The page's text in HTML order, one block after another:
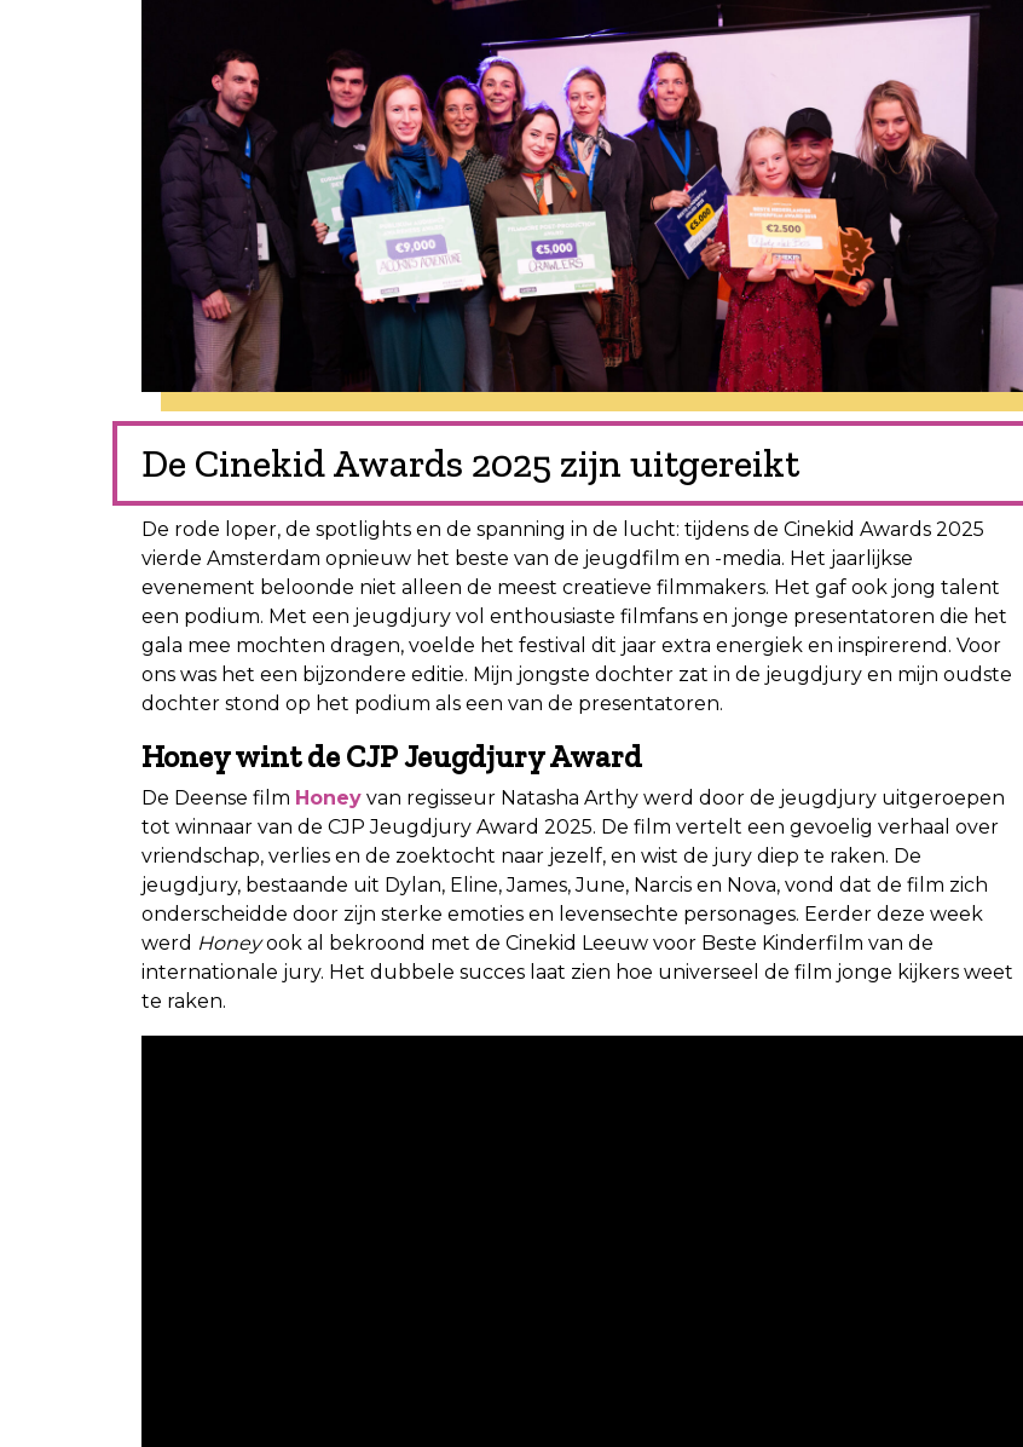
De Cinekid Awards 2025 zijn uitgereikt
De rode loper, de spotlights en de spanning in de lucht: tijdens de Cinekid Awards 2025
vierde Amsterdam opnieuw het beste van de jeugdfilm en -media. Het jaarlijkse
evenement beloonde niet alleen de meest creatieve filmmakers. Het gaf ook jong talent
een podium. Met een jeugdjury vol enthousiaste filmfans en jonge presentatoren die het
gala mee mochten dragen, voelde het festival dit jaar extra energiek en inspirerend. Voor
ons was het een bijzondere editie. Mijn jongste dochter zat in de jeugdjury en mijn oudste
dochter stond op het podium als een van de presentatoren.
Honey wint de CJP Jeugdjury Award
De Deense film Honey van regisseur Natasha Arthy werd door de jeugdjury uitgeroepen
tot winnaar van de CJP Jeugdjury Award 2025. De film vertelt een gevoelig verhaal over
vriendschap, verlies en de zoektocht naar jezelf, en wist de jury diep te raken. De
jeugdjury, bestaande uit Dylan, Eline, James, June, Narcis en Nova, vond dat de film zich
onderscheidde door zijn sterke emoties en levensechte personages. Eerder deze week
werd Honeyook al bekroond met de Cinekid Leeuw voor Beste Kinderfilm van de
internationale jury. Het dubbele succes laat zien hoe universeel de film jonge kijkers weet
te raken.